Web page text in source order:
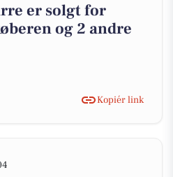
er solgt for
og 2 andre
Kopiér link